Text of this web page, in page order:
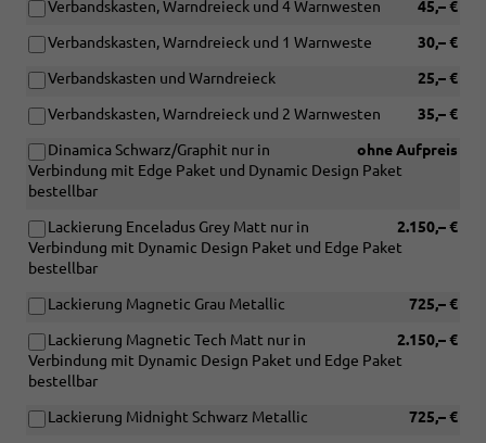
45,– €
Verbandskasten, Warndreieck und 4 Warnwesten
30,– €
Verbandskasten, Warndreieck und 1 Warnweste
25,– €
Verbandskasten und Warndreieck
35,– €
Verbandskasten, Warndreieck und 2 Warnwesten
ohne Aufpreis
Dinamica Schwarz/Graphit nur in
Verbindung mit Edge Paket und Dynamic Design Paket
bestellbar
2.150,– €
Lackierung Enceladus Grey Matt nur in
Verbindung mit Dynamic Design Paket und Edge Paket
bestellbar
725,– €
Lackierung Magnetic Grau Metallic
2.150,– €
Lackierung Magnetic Tech Matt nur in
Verbindung mit Dynamic Design Paket und Edge Paket
bestellbar
725,– €
Lackierung Midnight Schwarz Metallic